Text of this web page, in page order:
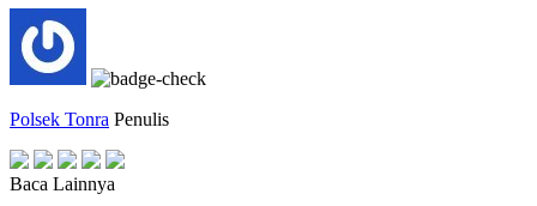
Polsek Tonra Penulis
Baca Lainnya